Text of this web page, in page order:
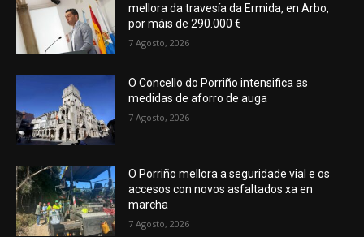
mellora da travesía da Ermida, en Arbo,
por máis de 290.000 €
7 Agosto, 2026
O Concello do Porriño intensifica as
medidas de aforro de auga
7 Agosto, 2026
O Porriño mellora a seguridade vial e os
accesos con novos asfaltados xa en
marcha
7 Agosto, 2026